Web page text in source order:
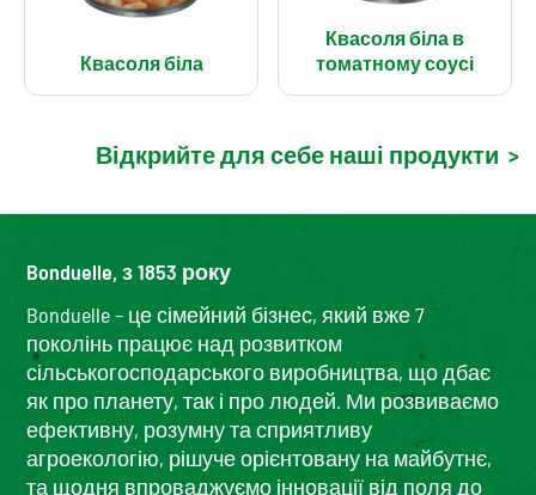
Квасоля біла
Квасоля біла в
томатному соусі
Відкрийте для себе наші продукти >
Bonduelle, з 1853 року
Bonduelle – це сімейний бізнес, який вже 7
поколінь працює над розвитком
сільськогосподарського виробництва, що дбає
як про планету, так і про людей. Ми розвиваємо
ефективну, розумну та сприятливу
агроекологію, рішуче орієнтовану на майбутнє,
та щодня впроваджуємо інновації від поля до